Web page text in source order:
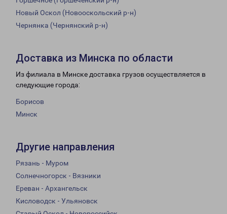
Новый Оскол (Новооскольский р-н)
Чернянка (Чернянский р-н)
Доставка из Минска по области
Из филиала в Минске доставка грузов осуществляется в
следующие города:
Борисов
Минск
Другие направления
Рязань - Муром
Солнечногорск - Вязники
Ереван - Архангельск
Кисловодск - Ульяновск